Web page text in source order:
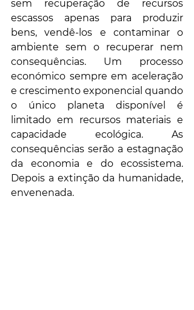
sem recuperação de recursos
escassos apenas para produzir
bens, vendê-los e contaminar o
ambiente sem o recuperar nem
consequências. Um processo
económico sempre em aceleração
e crescimento exponencial quando
o único planeta disponível é
limitado em recursos materiais e
capacidade ecológica. As
consequências serão a estagnação
da economia e do ecossistema.
Depois a extinção da humanidade,
envenenada.